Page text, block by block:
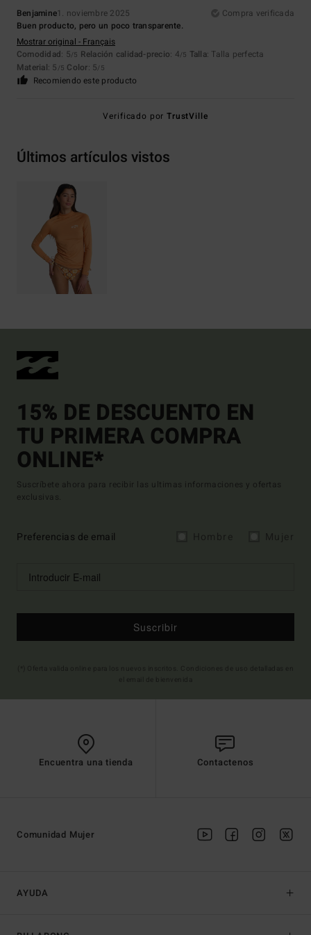
Benjamine1. noviembre 2025
Compra verificada
Buen producto, pero un poco transparente.
Mostrar original - Français
Comodidad: 5/5 Relación calidad-precio: 4/5 Talla: Talla perfecta
Material: 5 /5 Color: 5/5
Recomiendo este producto
Verificado porTrustVille
Últimos artículos vistos
15% DE DESCUENTO EN
TU PRIMERA COMPRA
ONLINE*
Suscríbete ahora para recibir las ultimas informaciones y ofertas
exclusivas.
Preferencias de email
Suscribir
Encuentra una tienda Contactenos
AYUDA
Comunidad Mujer